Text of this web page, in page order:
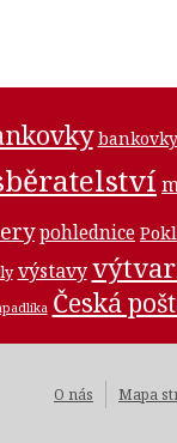
pohlednice
výstavy
Česká
O nás Mapa